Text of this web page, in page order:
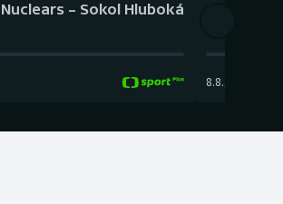
– Sokol Hluboká
8.8.